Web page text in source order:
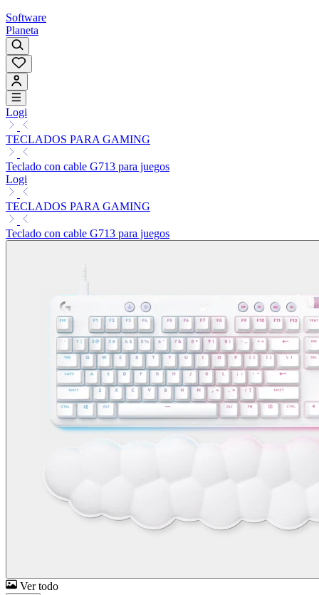
Software
Planeta
Logi
TECLADOS PARA GAMING
Teclado con cable G713 para juegos
Logi
TECLADOS PARA GAMING
Teclado con cable G713 para juegos
Ver todo